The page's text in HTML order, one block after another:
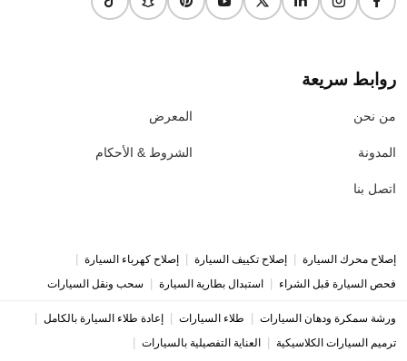
روابط سريعة
من نحن
المدونة
اتصل بنا
المعرض
الشروط & الأحكام
إصلاح محرك السيارة إصلاح تكييف السيارة إصلاح كهرباء السيارة
فحص السيارة قبل الشراء استبدال بطارية السيارة سحب ونقل السيارات
ورشة سمكرة ودهان السيارات طلاء السيارات إعادة طلاء السيارة بالكامل
ترميم السيارات الكلاسيكية العناية التفصيلية بالسيارات